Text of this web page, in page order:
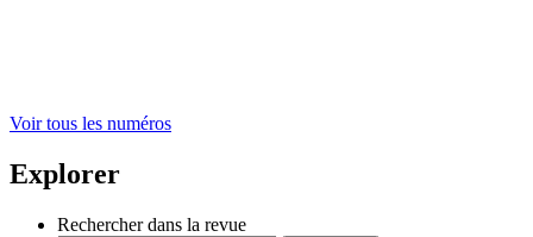
Voir tous les numéros
Explorer
Rechercher dans la revue